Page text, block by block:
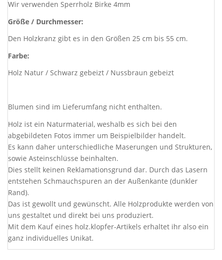
Wir verwenden Sperrholz Birke 4mm
Größe / Durchmesser:
Den Holzkranz gibt es in den Größen 25 cm bis 55 cm.
Farbe:
Holz Natur / Schwarz gebeizt / Nussbraun gebeizt
Blumen sind im Lieferumfang nicht enthalten.
Holz ist ein Naturmaterial, weshalb es sich bei den
abgebildeten Fotos immer um Beispielbilder handelt.
Es kann daher unterschiedliche Maserungen und Strukturen,
sowie Asteinschlüsse beinhalten.
Dies stellt keinen Reklamationsgrund dar. Durch das Lasern
entstehen Schmauchspuren an der Außenkante (dunkler
Rand).
Das ist gewollt und gewünscht. Alle Holzprodukte werden von
uns gestaltet und direkt bei uns produziert.
Mit dem Kauf eines holz.klopfer-Artikels erhaltet ihr also ein
ganz individuelles Unikat.